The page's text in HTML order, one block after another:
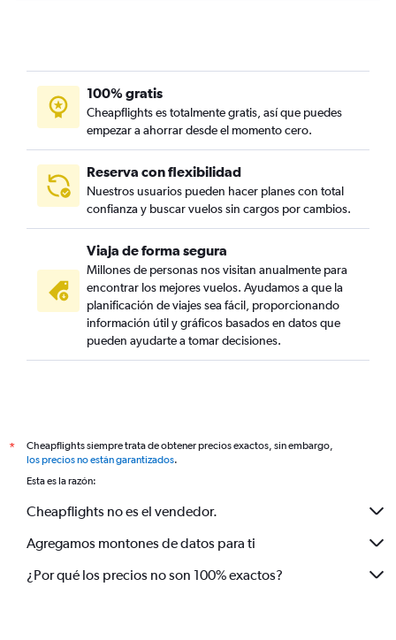
100% gratis
Cheapflights es totalmente gratis, así que puedes
empezar a ahorrar desde el momento cero.
Reserva con flexibilidad
Nuestros usuarios pueden hacer planes con total
confianza y buscar vuelos sin cargos por cambios.
Viaja de forma segura
Millones de personas nos visitan anualmente para
encontrar los mejores vuelos. Ayudamos a que la
planificación de viajes sea fácil, proporcionando
información útil y gráficos basados en datos que
pueden ayudarte a tomar decisiones.
*
Cheapflights siempre trata de obtener precios exactos, sin embargo,
los precios no están garantizados.
Esta es la razón:
Cheapflights no es el vendedor.
Agregamos montones de datos para ti
¿Por qué los precios no son 100% exactos?